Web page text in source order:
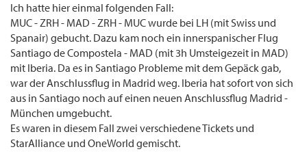
Ich hatte hier einmal folgenden Fall:
MUC - ZRH - MAD - ZRH - MUC wurde bei LH (mit Swiss und
Spanair) gebucht. Dazu kam noch ein innerspanischer Flug
Santiago de Compostela - MAD (mit 3h Umsteigezeit in MAD)
mit Iberia. Da es in Santiago Probleme mit dem Gepäck gab,
war der Anschlussflug in Madrid weg. Iberia hat sofort von sich
aus in Santiago noch auf einen neuen Anschlussflug Madrid -
München umgebucht.
Es waren in diesem Fall zwei verschiedene Tickets und
StarAlliance und OneWorld gemischt.